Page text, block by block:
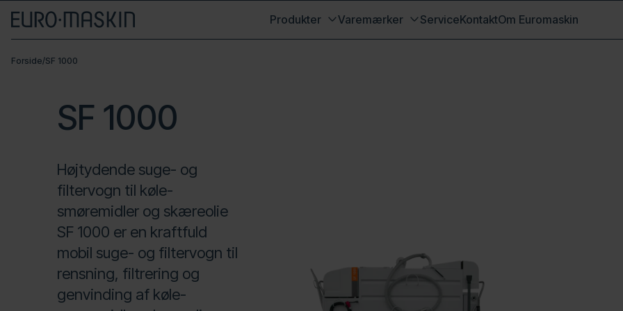
Produkter Varemærker ServiceKontaktOm Euromaskin
Forside/SF 1000
SF 1000
Højtydende suge- og
filtervogn til køle-
smøremidler og skæreolie
SF 1000 er en kraftfuld
mobil suge- og filtervogn til
rensning, filtrering og
genvinding af køle-